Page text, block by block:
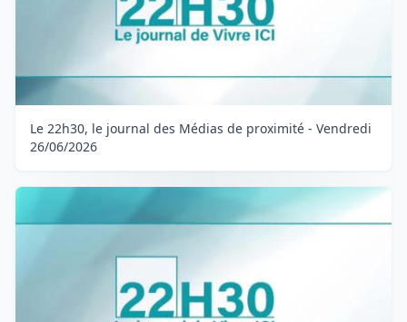
Le 22h30, le journal des Médias de proximité - Vendredi
26/06/2026